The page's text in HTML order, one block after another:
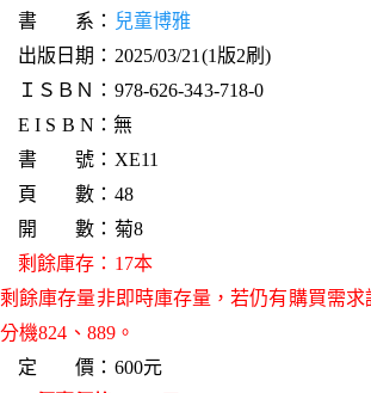
書 系： 兒童博雅
出版日期：2025/03/21(1版2刷)
ＩＳＢＮ：978-626-343-718-0
E I S B N：無
書 號：XE11
頁 數：48
開 數：菊8
剩餘庫存：17本
剩餘庫存量非即時庫存量，若仍有購買需
分機824、889。
定 價：600元